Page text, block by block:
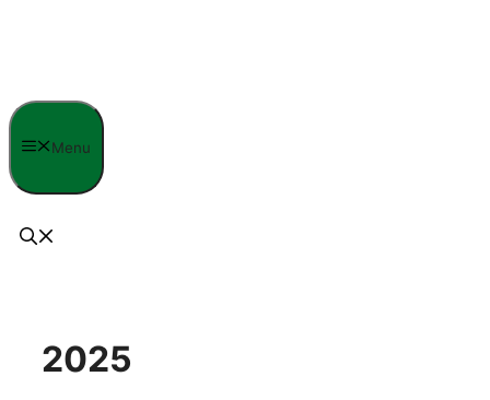
Menu
2025